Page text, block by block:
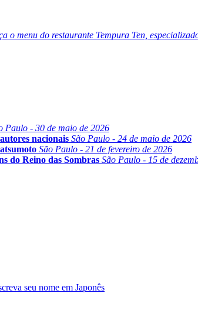
o menu do restaurante Tempura Ten,
Paulo - 30 de maio de 2026
nacionais São Paulo - 24 de maio de 2026
São Paulo - 21 de fevereiro de 2026
do Reino das Sombras São Paulo - 15 de
seu nome em Japonês